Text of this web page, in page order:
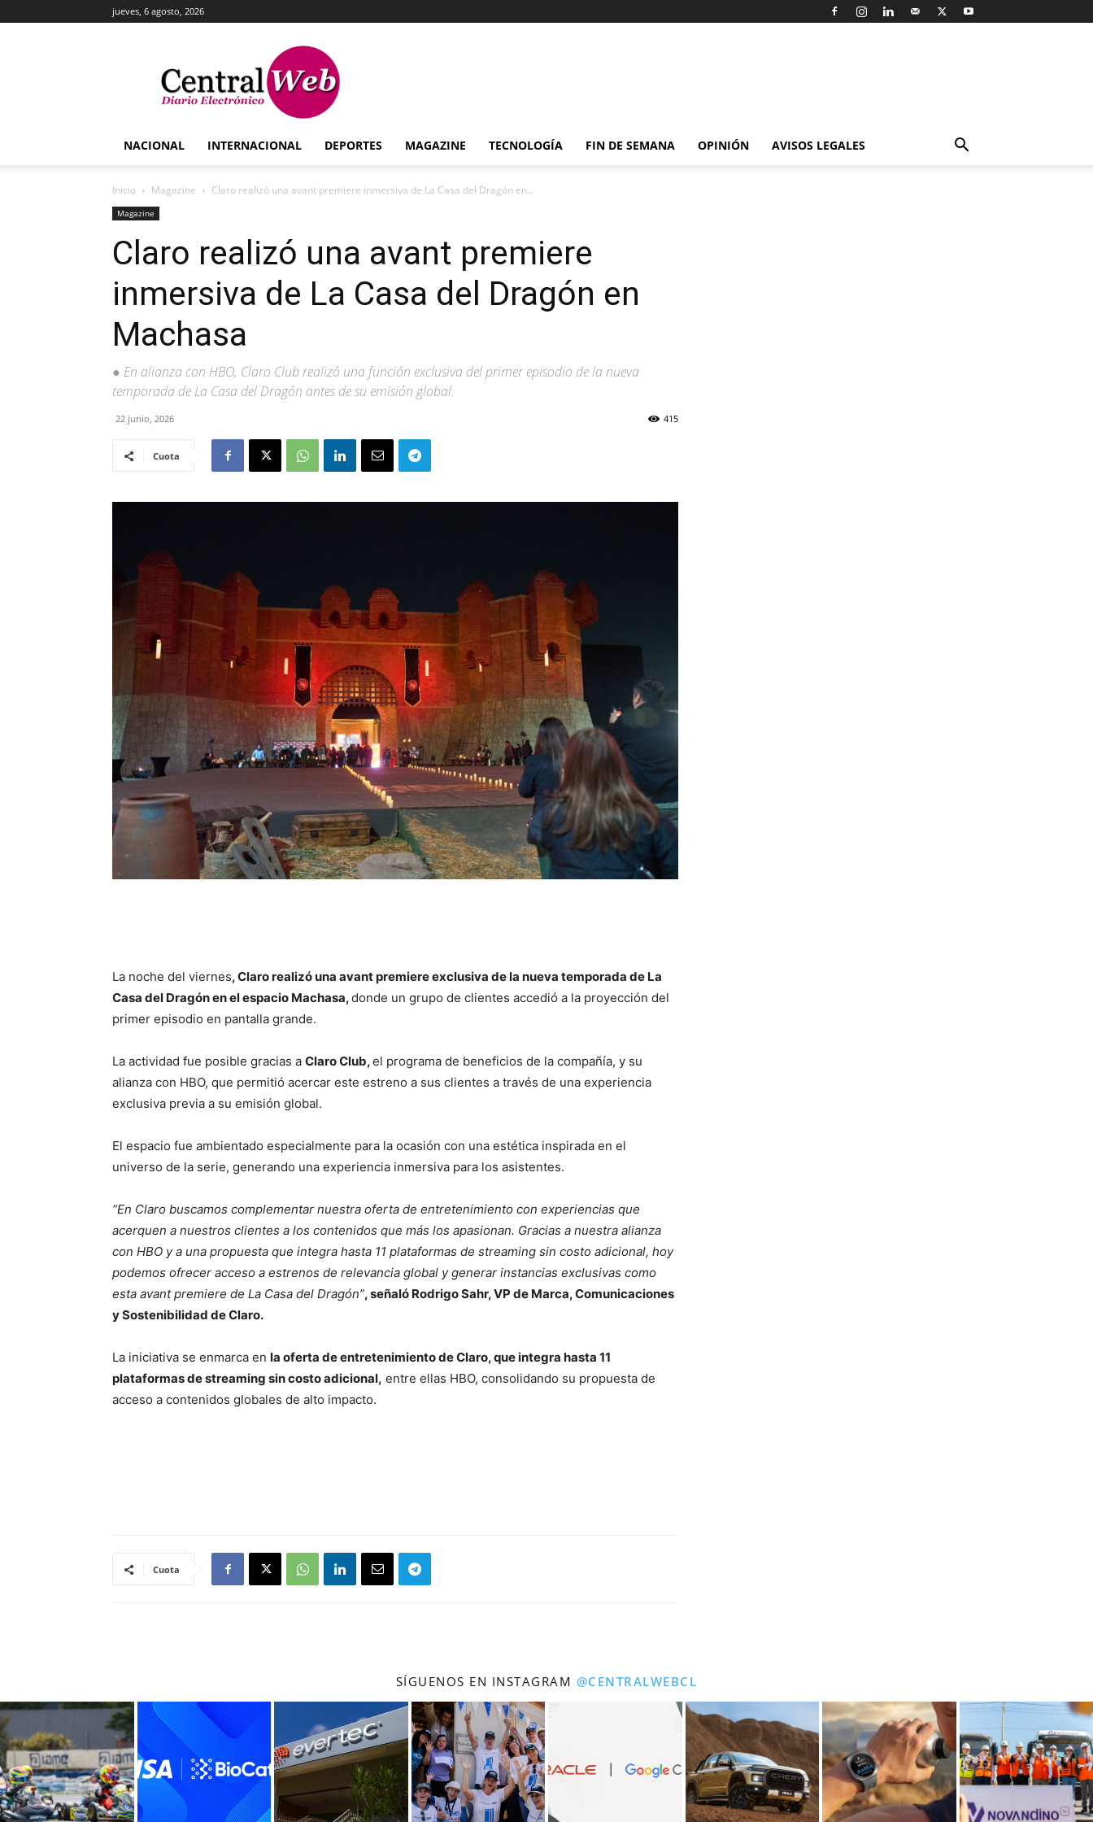
jueves, 6 agosto, 2026
Central
Web
NACIONAL INTERNACIONAL DEPORTES MAGAZINE TECNOLOGÍA FIN DE SEMANA OPINIÓN AVISOS LEGALES
Inicio Magazine Claro realizó una avant premiere inmersiva de La Casa del Dragón en...
Magazine
Claro realizó una avant premiere
inmersiva de La Casa del Dragón en
Machasa
● En alianza con HBO, Claro Club realizó una función exclusiva del primer episodio de la nueva
temporada de La Casa del Dragón antes de su emisión global.
22 junio, 2026 415
Cuota
La noche del viernes, Claro realizó una avant premiere exclusiva de la nueva temporada de La
Casa del Dragón en el espacio Machasa,donde un grupo de clientes accedió a la proyección del
primer episodio en pantalla grande.
La actividad fue posible gracias a Claro Club,el programa de beneficios de la compañía, y su
alianza con HBO, que permitió acercar este estreno a sus clientes a través de una experiencia
exclusiva previa a su emisión global.
El espacio fue ambientado especialmente para la ocasión con una estética inspirada en el
universo de la serie, generando una experiencia inmersiva para los asistentes.
“En Claro buscamos complementar nuestra oferta de entretenimiento con experiencias que
acerquen a nuestros clientes a los contenidos que más los apasionan. Gracias a nuestra alianza
con HBO y a una propuesta que integra hasta 11 plataformas de streaming sin costo adicional, hoy
podemos ofrecer acceso a estrenos de relevancia global y generar instancias exclusivas como
esta avant premiere de La Casa del Dragón”, señaló Rodrigo Sahr, VP de Marca, Comunicaciones
y Sostenibilidad de Claro.
La iniciativa se enmarca en la oferta de entretenimiento de Claro, que integra hasta 11
plataformas de streaming sin costo adicional, entre ellas HBO, consolidando su propuesta de
acceso a contenidos globales de alto impacto.
Cuota
SÍGUENOS EN INSTAGRAM @CENTRALWEBCL